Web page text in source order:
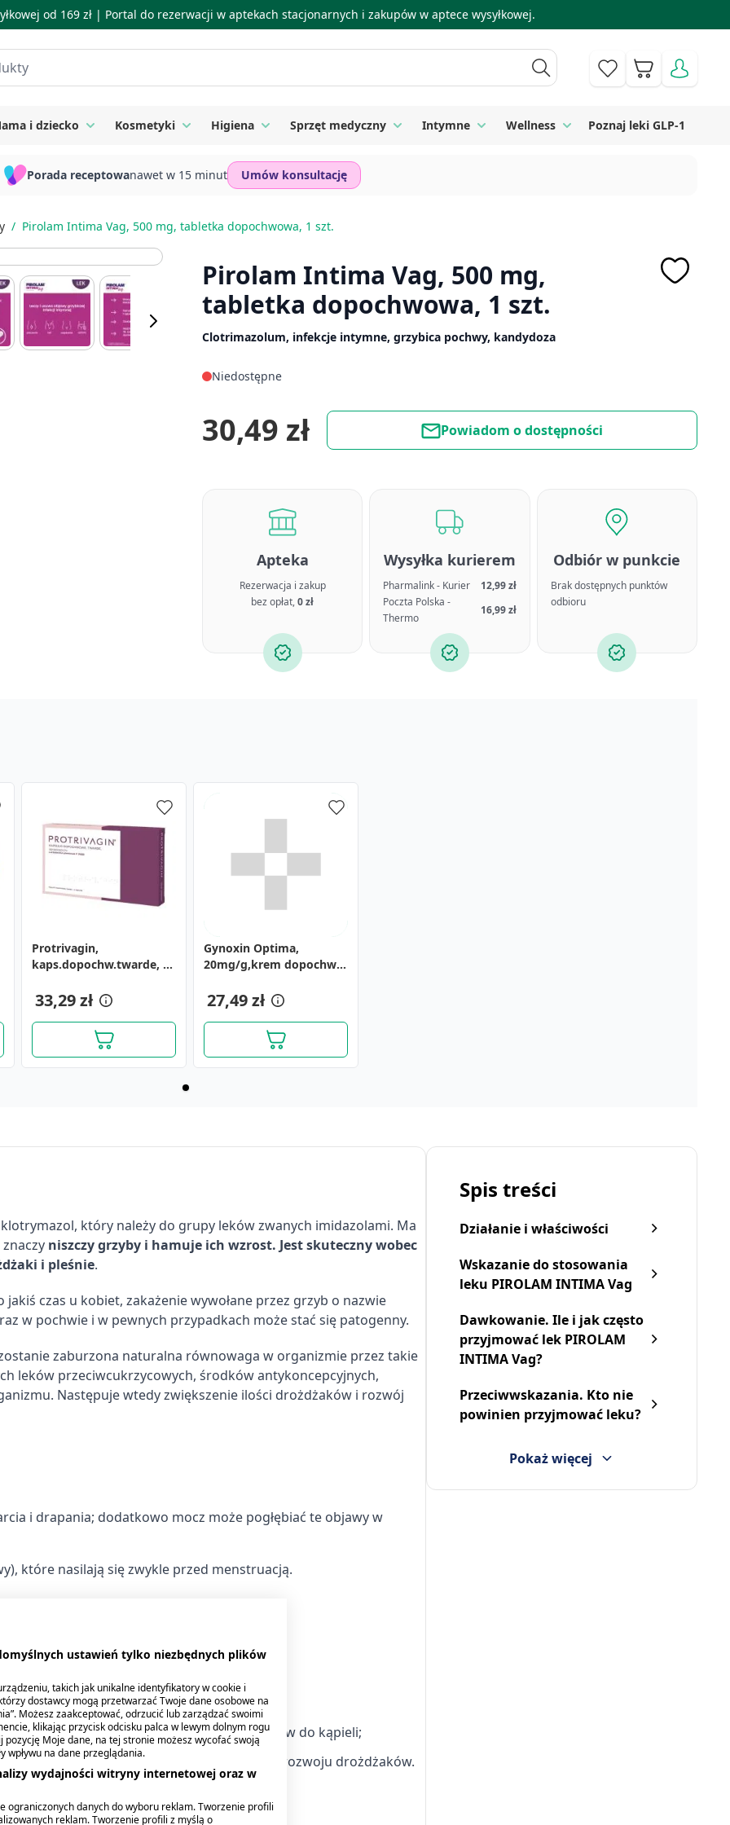
od 169 zł | Portal do rezerwacji w aptekach stacjonarnych i zakupów w aptece wysyłkowej.
Koszyk
submenu for Suplementy
i dziecko Toggle submenu for Mama i dziecko
Kosmetyki Toggle submenu for Kosmetyki
Higiena Toggle submenu for Higiena
Sprzęt medyczny Toggle submenu for Sprzęt medyczny
Intymne Toggle submenu for Intymne
Wellness Toggle submenu for Wellness
Poznaj leki GLP-1
Porada receptowanawet w 15 minut Umów konsultację
/ Pirolam Intima Vag, 500 mg, tabletka dopochwowa, 1 szt.
Pirolam Intima Vag, 500 mg,
tabletka dopochwowa, 1 szt.
Clotrimazolum, infekcje intymne, grzybica pochwy, kandydoza
Niedostępne
30,49 zł Powiadom o dostępności
Apteka
Rezerwacja i zakup
bez opłat,0 zł
Wysyłka kurierem
Pharmalink - Kurier
12,99 zł
Poczta Polska -
Thermo
16,99 zł
Odbiór w punkcie
Brak dostępnych punktów
odbioru
Protrivagin,
kaps.dopochw.twarde, 6
33,29 zł
Gynoxin Optima,
20mg/g,krem dopochw.
27,49 zł
Spis treści
Działanie i właściwości
Wskazanie do stosowania
leku PIROLAM INTIMA Vag
Dawkowanie. Ile i jak często
przyjmować lek PIROLAM
INTIMA Vag?
Przeciwwskazania. Kto nie
powinien przyjmować leku?
Pokaż więcej
który należy do grupy leków zwanych imidazolami. Ma
niszczy grzyby i hamuje ich wzrost. Jest skuteczny wobec
i pleśnie.
czas u kobiet, zakażenie wywołane przez grzyb o nazwie
w pochwie i w pewnych przypadkach może stać się patogenny.
zaburzona naturalna równowaga w organizmie przez takie
leków przeciwcukrzycowych, środków antykoncepcyjnych,
Następuje wtedy zwiększenie ilości drożdżaków i rozwój
i drapania; dodatkowo mocz może pogłębiać te objawy w
które nasilają się zwykle przed menstruacją.
pończochy;
do higieny intymnej oraz płynów do kąpieli;
krwią tampon jest idealną pożywką dla rozwoju drożdżaków.
INTIMA Vag
ustawień tylko niezbędnych plików
takich jak unikalne identyfikatory w cookie i
dostawcy mogą przetwarzać Twoje dane osobowe na
Możesz zaakceptować, odrzucić lub zarządzać swoimi
klikając przycisk odcisku palca w lewym dolnym rogu
Moje dane, na tej stronie możesz wycofać swoją
wpływu na dane przeglądania.
wydajności witryny internetowej oraz w
ograniczonych danych do wyboru reklam. Tworzenie profili
reklam. Tworzenie profili z myślą o